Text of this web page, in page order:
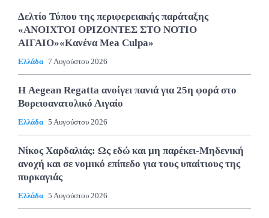
Δελτίο Τύπου της περιφερειακής παράταξης
«ΑΝΟΙΧΤΟΙ ΟΡΙΖΟΝΤΕΣ ΣΤΟ ΝΟΤΙΟ
ΑΙΓΑΙΟ»«Κανένα Mea Culpa»
Ελλάδα 7 Αυγούστου 2026
Η Aegean Regatta ανοίγει πανιά για 25η φορά στο
Βορειοανατολικό Αιγαίο
Ελλάδα 5 Αυγούστου 2026
Νίκος Χαρδαλιάς: Ως εδώ και μη παρέκει-Μηδενική
ανοχή και σε νομικό επίπεδο για τους υπαίτιους της
πυρκαγιάς
Ελλάδα 5 Αυγούστου 2026